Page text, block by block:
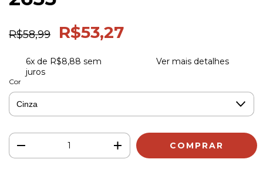
R$58,99 R$53,27
6x de R$8,88 sem
juros
Ver mais detalhes
Cor